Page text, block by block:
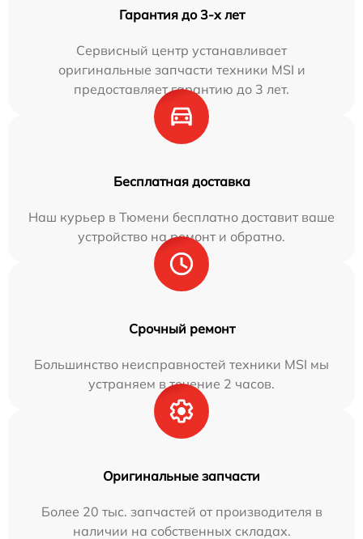
Гарантия до 3-х лет
Сервисный центр устанавливает
оригинальные запчасти техники MSI и
предоставляет гарантию до 3 лет.
Бесплатная доставка
Наш курьер в Тюмени бесплатно доставит ваше
устройство на ремонт и обратно.
Срочный ремонт
Большинство неисправностей техники MSI мы
устраняем в течение 2 часов.
Оригинальные запчасти
Более 20 тыс. запчастей от производителя в
наличии на собственных складах.